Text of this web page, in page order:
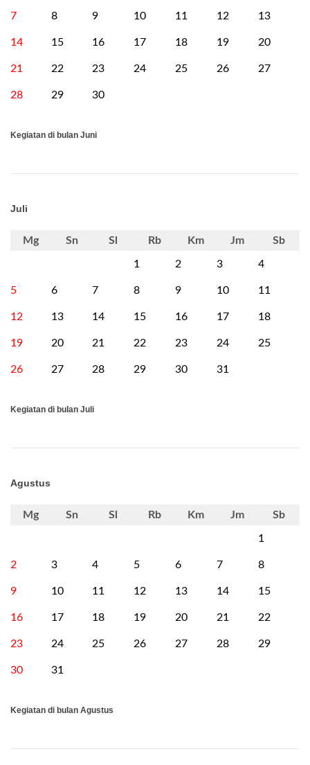
7 8 9 10 11 12 13
14 15 16 17 18 19 20
21 22 23 24 25 26 27
28 29 30
Kegiatan di bulan Juni
Juli
Mg Sn Sl Rb Km Jm Sb
1 2 3 4
5 6 7 8 9 10 11
12 13 14 15 16 17 18
19 20 21 22 23 24 25
26 27 28 29 30 31
Kegiatan di bulan Juli
Agustus
Mg Sn Sl Rb Km Jm Sb
1
2 3 4 5 6 7 8
9 10 11 12 13 14 15
16 17 18 19 20 21 22
23 24 25 26 27 28 29
30 31
Kegiatan di bulan Agustus